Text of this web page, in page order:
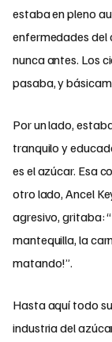
estaba en pleno
enfermedades
nunca antes. Los
pasaba, y
Por un lado,
tranquilo y
es el azúcar. Esa
otro lado, Ancel
agresivo, gritaba:
mantequilla, la
matando!”.
Hasta aquí todo
industria del